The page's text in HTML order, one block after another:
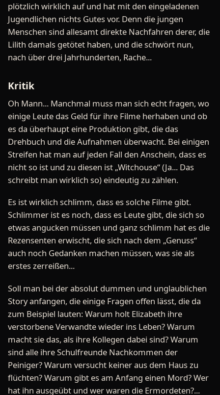
plötzlich wirklich auf und hat mit den eingeladenen
Jugendlichen nichts Gutes vor. Denn die jungen
Menschen sind allesamt direkte Nachfahren derer, die
Lilith damals getötet haben, und die schwört nun,
nach über drei Jahrhunderten, Rache...
Kritik
Oh Mann... Manchmal muss man sich echt fragen, wo
einige Leute das Geld für ihre Filme herhaben und ob
es da überhaupt eine Produktion gibt, die das
Drehbuch und die Aufnahmen überwacht. Bei einigen
Streifen hat man auf jeden Fall den Anschein, dass es
nicht so ist und zu diesen ist „Witchouse“ (Ja... Das
schreibt man wirklich so) eindeutig zu zählen.
Es ist wirklich schlimm, dass es solche Filme gibt.
Schlimmer ist es noch, dass es Leute gibt, die sich so
etwas angucken müssen und ganz schlimm hat es die
Rezensenten erwischt, die sich nach dem „Genuss“
auch noch Gedanken machen müssen, was sie als
erstes zerreißen...
Soll man bei der absolut dummen und unglaublichen
Story anfangen, die einige Fragen offen lässt, die da
zum Beispiel lauten: Warum holt Elizabeth ihre
verstorbene Verwandte wieder ins Leben? Warum
macht sie das, als ihre Kollegen dabei sind? Warum
sind alle ihre Schulfreunde Nachkommen der
Peiniger? Warum versucht keiner aus dem Haus zu
flüchten? Warum gibt es am Anfang einen Mord? Wer
hat ihn ausgeübt und wer waren die Ermordeten?...